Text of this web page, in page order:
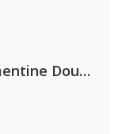
Calvin Harris & Clementine Douglas